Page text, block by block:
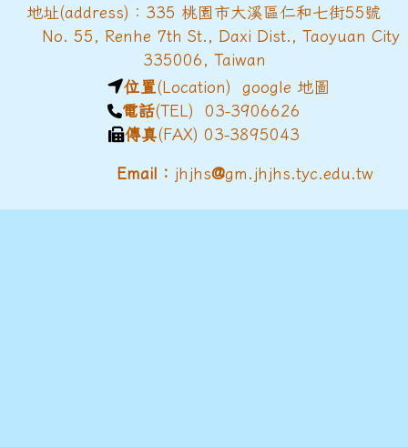
地址(address)：335 桃園市大溪區仁和七街55號
No. 55, Renhe 7th St., Daxi Dist., Taoyuan City
335006, Taiwan
位置(Location) google 地圖
電話(TEL) 03-3906626
傳真(FAX) 03-3895043
Email： jhjhs@gm.jhjhs.tyc.edu.tw